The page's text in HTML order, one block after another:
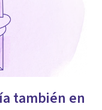
también en